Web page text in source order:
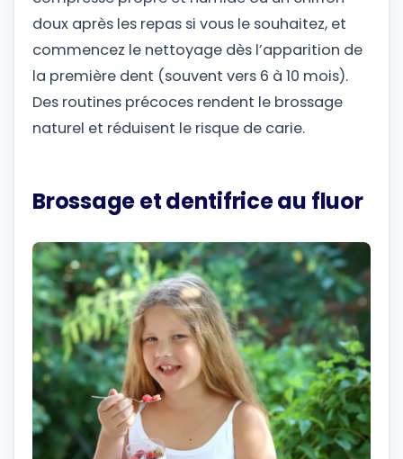
doux après les repas si vous le souhaitez, et
commencez le nettoyage dès l’apparition de
la première dent (souvent vers 6 à 10 mois).
Des routines précoces rendent le brossage
naturel et réduisent le risque de carie.
Brossage et dentifrice au fluor